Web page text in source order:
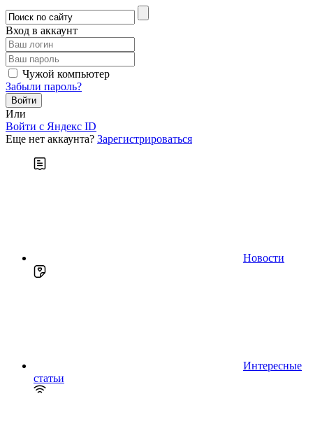
Вход в аккаунт
Чужой компьютер
Забыли пароль?
Или
Войти c Яндекс ID
Еще нет аккаунта? Зарегистрироваться
Новости
Интересные
статьи